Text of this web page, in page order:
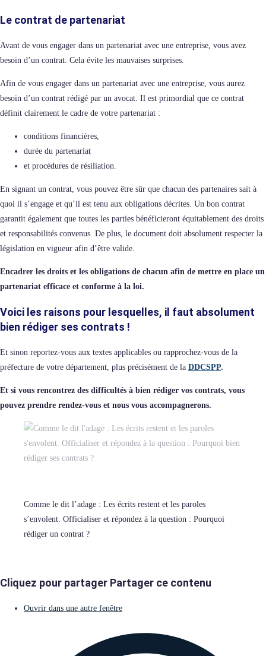
Le contrat de partenariat
Avant de vous engager dans un partenariat avec une entreprise, vous avez
besoin d’un contrat. Cela évite les mauvaises surprises.
Afin de vous engager dans un partenariat avec une entreprise, vous aurez
besoin d’un contrat rédigé par un avocat. Il est primordial que ce contrat
définit clairement le cadre de votre partenariat :
conditions financières,
durée du partenariat
et procédures de résiliation.
En signant un contrat, vous pouvez être sûr que chacun des partenaires sait à
quoi il s’engage et qu’il est tenu aux obligations décrites. Un bon contrat
garantit également que toutes les parties bénéficieront équitablement des droits
et responsabilités convenus. De plus, le document doit absolument respecter la
législation en vigueur afin d’être valide.
Encadrer les droits et les obligations de chacun afin de mettre en place un
partenariat efficace et conforme à la loi.
Voici les raisons pour lesquelles, il faut absolument
bien rédiger ses contrats !
Et sinon reportez-vous aux textes applicables ou rapprochez-vous de la
préfecture de votre département, plus précisément de la DDCSPP.
Et si vous rencontrez des difficultés à bien rédiger vos contrats, vous
pouvez prendre rendez-vous et nous vous accompagnerons.
Comme le dit l’adage : Les écrits restent et les paroles
s’envolent. Officialiser et répondez à la question : Pourquoi
rédiger un contrat ?
Cliquez pour partager Partager ce contenu
Ouvrir dans une autre fenêtre